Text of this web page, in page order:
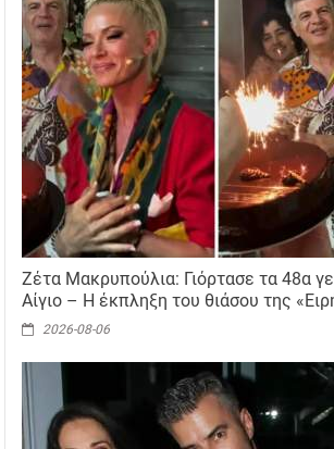
Ζέτα Μακρυπούλια: Γιόρτασε τα 48α
Αίγιο – Η έκπληξη του θιάσου της
2026-08-06